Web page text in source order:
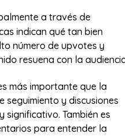
a través de
indican qué tan bien
número de upvotes y
resuena con la
más importante que la
y discusiones
También es
para entender la